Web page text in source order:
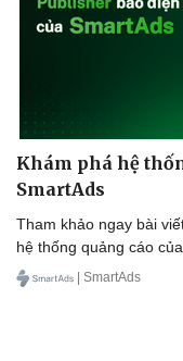
Doanh nghiệp
Thông tin doanh nghiệp
Khám phá hệ
SmartAds
Tham khảo ngay bài
hệ thống quảng cáo
| SmartAds